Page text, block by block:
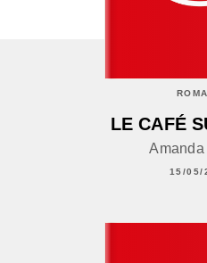
LE CAFÉ
Amanda
15/05/